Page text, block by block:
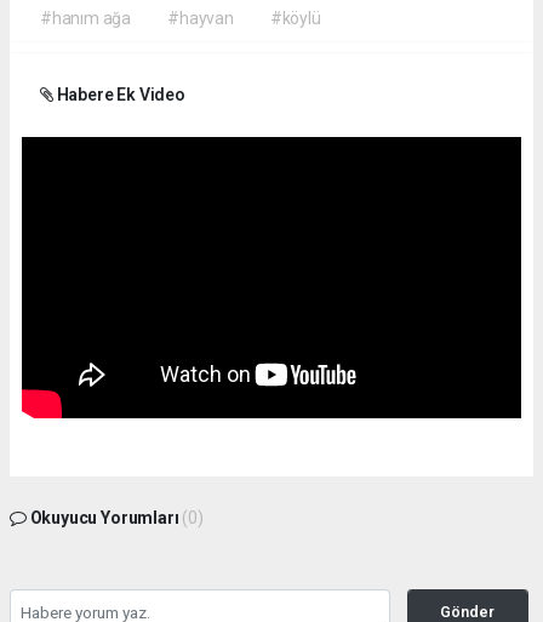
#hanım ağa #hayvan #köylü
Habere Ek Video
Okuyucu Yorumları (0)
Gönder